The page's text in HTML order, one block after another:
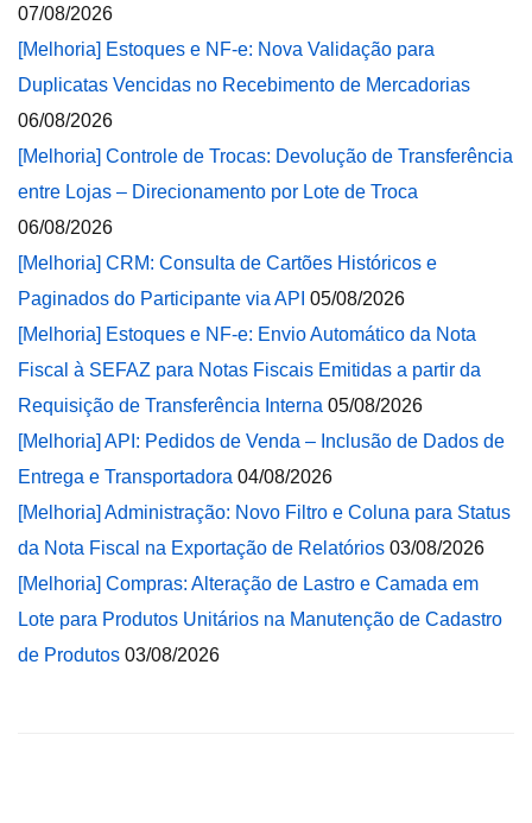
07/08/2026
[Melhoria] Estoques e NF-e: Nova Validação para
Duplicatas Vencidas no Recebimento de Mercadorias
06/08/2026
[Melhoria] Controle de Trocas: Devolução de Transferência
entre Lojas – Direcionamento por Lote de Troca
06/08/2026
[Melhoria] CRM: Consulta de Cartões Históricos e
Paginados do Participante via API 05/08/2026
[Melhoria] Estoques e NF-e: Envio Automático da Nota
Fiscal à SEFAZ para Notas Fiscais Emitidas a partir da
Requisição de Transferência Interna 05/08/2026
[Melhoria] API: Pedidos de Venda – Inclusão de Dados de
Entrega e Transportadora 04/08/2026
[Melhoria] Administração: Novo Filtro e Coluna para Status
da Nota Fiscal na Exportação de Relatórios 03/08/2026
[Melhoria] Compras: Alteração de Lastro e Camada em
Lote para Produtos Unitários na Manutenção de Cadastro
de Produtos 03/08/2026